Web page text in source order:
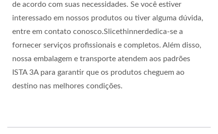
de acordo com suas necessidades. Se você estiver
interessado em nossos produtos ou tiver alguma dúvida,
entre em contato conosco.Slicethinnerdedica-se a
fornecer serviços profissionais e completos. Além disso,
nossa embalagem e transporte atendem aos padrões
ISTA 3A para garantir que os produtos cheguem ao
destino nas melhores condições.